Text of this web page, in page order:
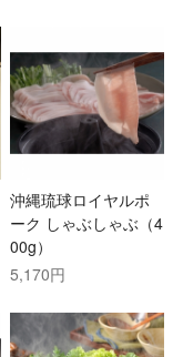
沖縄琉球ロイヤルポ
ーク しゃぶしゃぶ（4
00g）
5,170円